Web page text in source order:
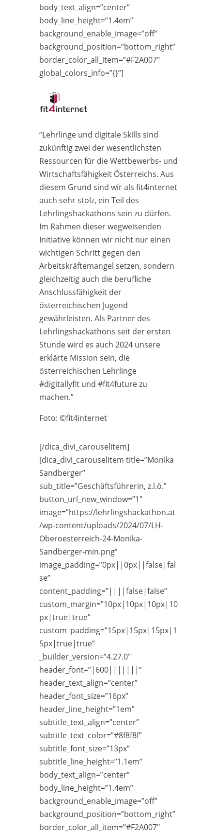
body_text_align=”center”
body_line_height=”1.4em”
background_enable_image=”off”
background_position=”bottom_right”
border_color_all_item=”#F2A007″
global_colors_info=”{}”]
“Lehrlinge und digitale Skills sind
zukünftig zwei der wesentlichsten
Ressourcen für die Wettbewerbs- und
Wirtschaftsfähigkeit Österreichs. Aus
diesem Grund sind wir als fit4internet
auch sehr stolz, ein Teil des
Lehrlingshackathons sein zu dürfen.
Im Rahmen dieser wegweisenden
Initiative können wir nicht nur einen
wichtigen Schritt gegen den
Arbeitskräftemangel setzen, sondern
gleichzeitig auch die berufliche
Anschlussfähigkeit der
österreichischen Jugend
gewährleisten. Als Partner des
Lehrlingshackathons seit der ersten
Stunde wird es auch 2024 unsere
erklärte Mission sein, die
österreichischen Lehrlinge
#digitallyfit und #fit4future zu
machen.”
Foto: ©fit4internet
[/dica_divi_carouselitem]
[dica_divi_carouselitem title=”Monika
Sandberger”
sub_title=”Geschäftsführerin, z.l.ö.”
button_url_new_window=”1″
image=”https://lehrlingshackathon.at
/wp-content/uploads/2024/07/LH-
Oberoesterreich-24-Monika-
Sandberger-min.png”
image_padding=”0px||0px||false|fal
se”
content_padding=”||||false|false”
custom_margin=”10px|10px|10px|10
px|true|true”
custom_padding=”15px|15px|15px|1
5px|true|true”
_builder_version=”4.27.0″
header_font=”|600|||||||”
header_text_align=”center”
header_font_size=”16px”
header_line_height=”1em”
subtitle_text_align=”center”
subtitle_text_color=”#8f8f8f”
subtitle_font_size=”13px”
subtitle_line_height=”1.1em”
body_text_align=”center”
body_line_height=”1.4em”
background_enable_image=”off”
background_position=”bottom_right”
border_color_all_item=”#F2A007″